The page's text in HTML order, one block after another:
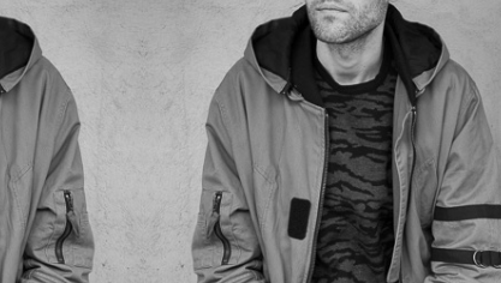
Józsefet nem kérdezte senki
HISZTI
PesText 2021
PesText 2022
PesText 2023